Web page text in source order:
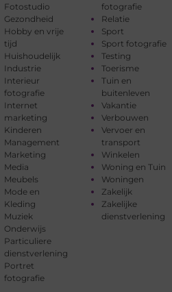
Fotostudio
Gezondheid
Hobby en vrije
tijd
Huishoudelijk
Industrie
Interieur
fotografie
Internet
marketing
Kinderen
Management
Marketing
Media
Meubels
Mode en
Kleding
Muziek
Onderwijs
Particuliere
dienstverlening
Portret
fotografie
fotografie
Relatie
Sport
Sport fotografie
Testing
Toerisme
Tuin en
buitenleven
Vakantie
Verbouwen
Vervoer en
transport
Winkelen
Woning en Tuin
Woningen
Zakelijk
Zakelijke
dienstverlening